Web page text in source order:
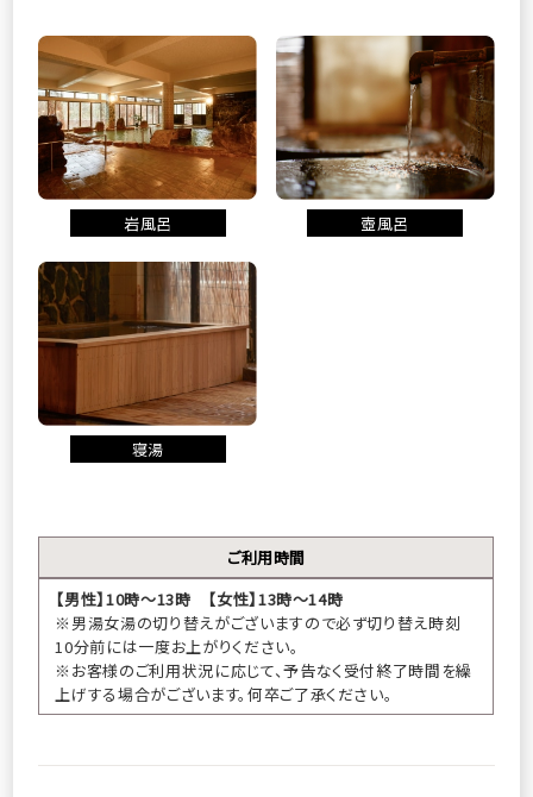
BESTRATE
岩風呂 壺風呂
寝湯
ご利用時間
【男性】10時～13時 【女性】13時～14時
※男湯女湯の切り替えがございますので必ず切り替え時刻
10分前には一度お上がりください。
※お客様のご利用状況に応じて、予告なく受付終了時間を繰
上げする場合がございます。何卒ご了承ください。